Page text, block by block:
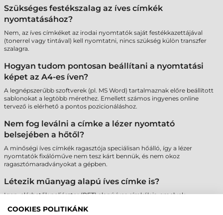
Szükséges festékszalag az íves címkék
nyomtatásához?
Nem, az íves címkéket az irodai nyomtatók saját festékkazettájával
(tonerrel vagy tintával) kell nyomtatni, nincs szükség külön transzfer
szalagra.
Hogyan tudom pontosan beállítani a nyomtatási
képet az A4-es íven?
A legnépszerűbb szoftverek (pl. MS Word) tartalmaznak előre beállított
sablonokat a legtöbb mérethez. Emellett számos ingyenes online
tervező is elérhető a pontos pozicionáláshoz.
Nem fog leválni a címke a lézer nyomtató
belsejében a hőtől?
A minőségi íves címkék ragasztója speciálisan hőálló, így a lézer
nyomtatók fixálóműve nem tesz kárt bennük, és nem okoz
ragasztómaradványokat a gépben.
Létezik műanyag alapú íves címke is?
Igen, elérhetők poliészter (PET) alapú íves címkék is, amelyek
lézer nyomtatóval.
COOKIES POLITIKÁNK